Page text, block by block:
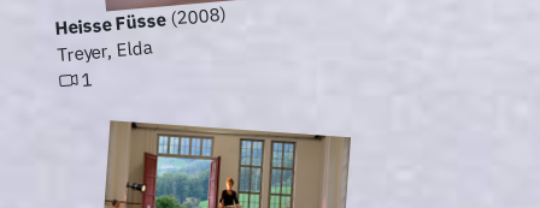
Heisse Füsse(2008)
Treyer, Elda
1